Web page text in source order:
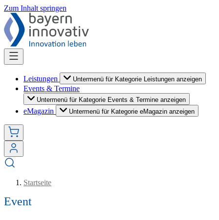
Zum Inhalt springen
Leistungen Untermenü für Kategorie Leistungen anzeigen
Events & Termine
Untermenü für Kategorie Events & Termine anzeigen
eMagazin Untermenü für Kategorie eMagazin anzeigen
Startseite
Event